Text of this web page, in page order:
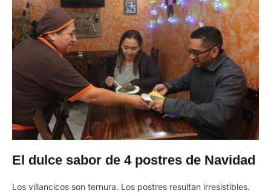
El dulce sabor de 4 postres de Navidad
Los villancicos son ternura. Los postres resultan irresistibles.